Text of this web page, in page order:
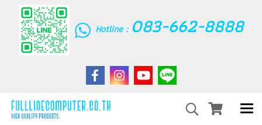
Hotline : 083-662-8888